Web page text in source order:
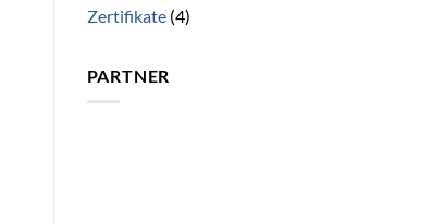
Zertifikate(4)
PARTNER